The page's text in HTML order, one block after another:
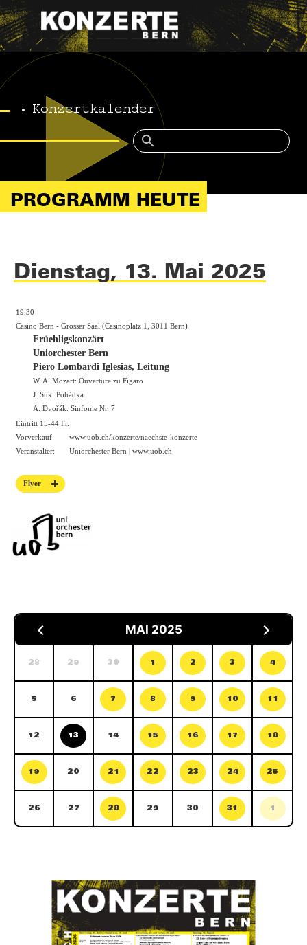
Konzertkalender
PROGRAMM HEUTE
Dienstag, 13. Mai 2025
19:30
Casino Bern - Grosser Saal (Casinoplatz 1, 3011 Bern)
Früehligskonzärt
Uniorchester Bern
Piero Lombardi Iglesias, Leitung
W. A. Mozart: Ouvertüre zu Figaro
J. Suk: Pohádka
A. Dvořák: Sinfonie Nr. 7
Eintritt 15-44 Fr.
Vorverkauf:
www.uob.ch/konzerte/naechste-konzerte
Veranstalter:
Uniorchester Bern | www.uob.ch
Flyer
MAI 2025
28 29 30 1 2 3 4
5 6 7 8 9 10 11
12 13 14 15 16 17 18
19 20 21 22 23 24 25
26 27 28 29 30 31 1